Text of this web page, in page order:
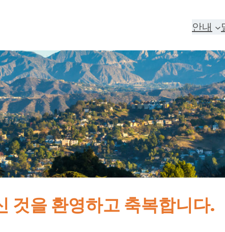
안내
것을 환영하고 축복합니다.